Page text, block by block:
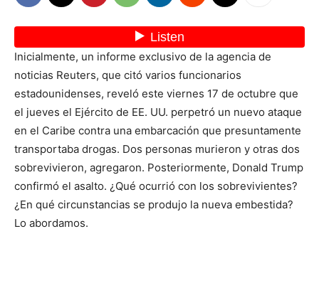
Inicialmente, un informe exclusivo de la agencia de
noticias Reuters, que citó varios funcionarios
estadounidenses, reveló este viernes 17 de octubre que
el jueves el Ejército de EE. UU. perpetró un nuevo ataque
en el Caribe contra una embarcación que presuntamente
transportaba drogas. Dos personas murieron y otras dos
sobrevivieron, agregaron. Posteriormente, Donald Trump
confirmó el asalto. ¿Qué ocurrió con los sobrevivientes?
¿En qué circunstancias se produjo la nueva embestida?
Lo abordamos.